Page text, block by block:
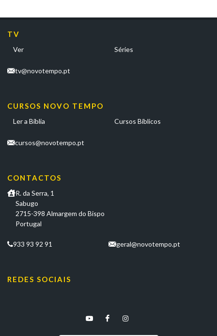
TV
Ver Séries
tv@novotempo.pt
CURSOS NOVO TEMPO
Ler a Bíblia Cursos Bíblicos
cursos@novotempo.pt
CONTACTOS
R. da Serra, 1
Sabugo
2715-398 Almargem do Bispo
Portugal
933 93 92 91 geral@novotempo.pt
REDES SOCIAIS